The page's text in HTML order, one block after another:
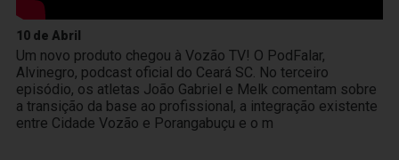
10 de Abril
Um novo produto chegou à Vozão TV! O PodFalar,
Alvinegro, podcast oficial do Ceará SC. No terceiro
episódio, os atletas João Gabriel e Melk comentam sobre
a transição da base ao profissional, a integração existente
entre Cidade Vozão e Porangabuçu e o m